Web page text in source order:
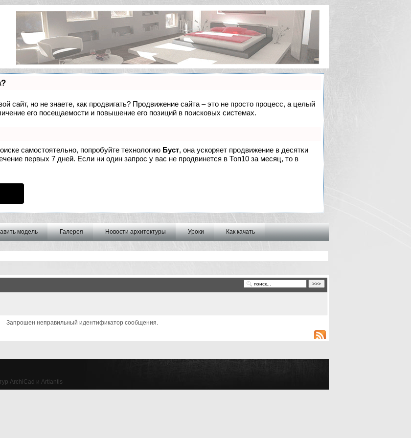
сайт, но не знаете, как продвигать? Продвижение сайта – это не просто процесс, а целый
его посещаемости и повышение его позиций в поисковых системах.
самостоятельно, попробуйте технологию Буст, она ускоряет продвижение в десятки
первых 7 дней. Если ни один запрос у вас не продвинется в Топ10 за месяц, то в
модель Галерея Новости архитектуры Уроки Как качать
Запрошен неправильный идентификатор сообщения.
ArchiCad и Artlantis